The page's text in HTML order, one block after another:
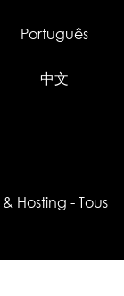
Português
中文
& Hosting - Tous